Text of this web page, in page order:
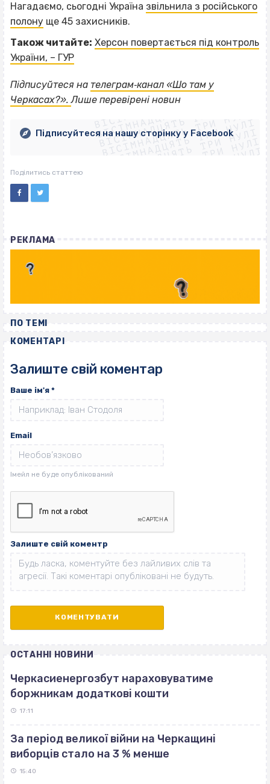
Нагадаємо, сьогодні Україна звільнила з російського
полону ще 45 захисників.
Також читайте: Херсон повертається під контроль
України, – ГУР
Підписуйтеся на телеграм‐канал «Шо там у
Черкасах?».Лише перевірені новин
ВІСІМНАДЦЯТЬ ТРИ НУЛІ
ВІСІМНАДЦЯТЬ ТРИ НУЛІ
ВІСІМНАДЦЯТЬ ТРИ НУЛІ
ВІСІМНАДЦЯТЬ ТРИ НУЛІ
ВІСІМНАДЦЯТЬ ТРИ НУЛІ
ВІСІМНАДЦЯТЬ ТРИ НУЛІ
ВІСІМНАДЦЯТЬ ТРИ НУЛІ
ВІСІМНАДЦЯТЬ ТРИ НУЛІ
Підписуйтеся на нашу сторінку у Facebook
Поділитись статтею
РЕКЛАМА
ПО ТЕМІ
КОМЕНТАРІ
Залиште свій коментар
Ваше ім'я *
Email
Залиште свій коментр
ОСТАННІ НОВИНИ
Черкасиенергозбут нараховуватиме
боржникам додаткові кошти
17:11
За період великої війни на Черкащині
виборців стало на 3 % менше
15:40